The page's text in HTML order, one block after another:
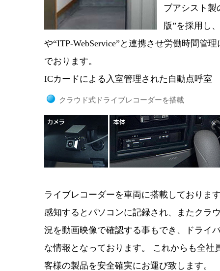
ブアシスト製
版”を採用し
や“ITP-WebService”と連携させ労働時間管
でおります。
ICカードによる入室管理された自動点呼室
クラウド式ドライブレコーダーを搭載
ライブレコーダーを車両に搭載しておりま
感知するとパソコンに記録され、またクラ
況を動画映像で確認する事もでき、ドライ
な情報となっております。 これからも全社
客様の製品を安全確実にお運び致します。